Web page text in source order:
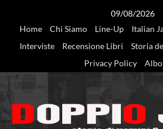
09/08/2026
Home
Chi Siamo Line-Up Italian
Interviste
Recensione Libri Storia
Privacy Policy
Albo